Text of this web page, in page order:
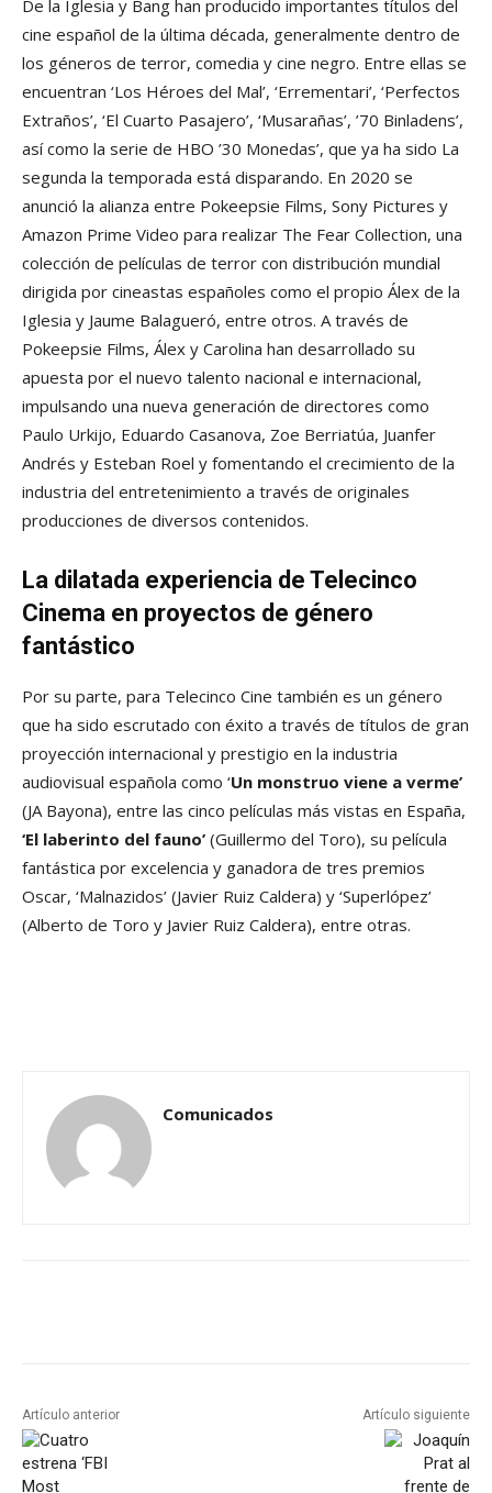
De la Iglesia y Bang han producido importantes títulos del
cine español de la última década, generalmente dentro de
los géneros de terror, comedia y cine negro. Entre ellas se
encuentran ‘Los Héroes del Mal’, ‘Errementari’, ‘Perfectos
Extraños’, ‘El Cuarto Pasajero’, ‘Musarañas’, ’70 Binladens’,
así como la serie de HBO ’30 Monedas’, que ya ha sido La
segunda la temporada está disparando. En 2020 se
anunció la alianza entre Pokeepsie Films, Sony Pictures y
Amazon Prime Video para realizar The Fear Collection, una
colección de películas de terror con distribución mundial
dirigida por cineastas españoles como el propio Álex de la
Iglesia y Jaume Balagueró, entre otros. A través de
Pokeepsie Films, Álex y Carolina han desarrollado su
apuesta por el nuevo talento nacional e internacional,
impulsando una nueva generación de directores como
Paulo Urkijo, Eduardo Casanova, Zoe Berriatúa, Juanfer
Andrés y Esteban Roel y fomentando el crecimiento de la
industria del entretenimiento a través de originales
producciones de diversos contenidos.
La dilatada experiencia de Telecinco
Cinema en proyectos de género
fantástico
Por su parte, para Telecinco Cine también es un género
que ha sido escrutado con éxito a través de títulos de gran
proyección internacional y prestigio en la industria
audiovisual española como ‘Un monstruo viene a verme’
(JA Bayona), entre las cinco películas más vistas en España,
‘El laberinto del fauno’ (Guillermo del Toro), su película
fantástica por excelencia y ganadora de tres premios
Oscar, ‘Malnazidos’ (Javier Ruiz Caldera) y ‘Superlópez’
(Alberto de Toro y Javier Ruiz Caldera), entre otras.
Comunicados
Artículo anterior Artículo siguiente